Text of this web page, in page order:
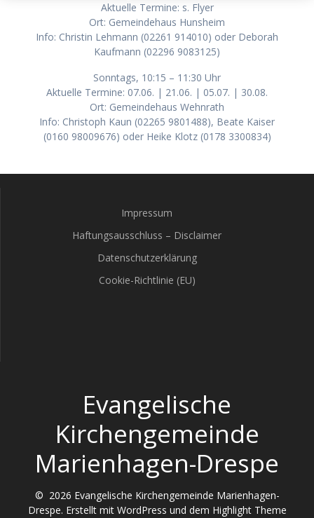
Aktuelle Termine: s. Flyer
Ort: Gemeindehaus Hunsheim
Info: Christin Lehmann (02261 914010) oder Deborah
Kaufmann (02296 9083125)
Sonntags, 10:15 – 11:30 Uhr
Aktuelle Termine: 07.06. | 21.06. | 05.07. | 30.08.
Ort: Gemeindehaus Wehnrath
Info: Christoph Kaun (02265 9801488), Beate Kaiser
(0160 98009676) oder Heike Klotz (0178 3300834)
Impressum
Haftungsausschluss – Disclaimer
Datenschutzerklärung
Cookie-Richtlinie (EU)
Evangelische
Kirchengemeinde
Marienhagen-Drespe
© 2026 Evangelische Kirchengemeinde Marienhagen-
Drespe. Erstellt mit WordPress und dem Highlight Theme